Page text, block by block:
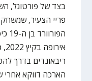
בצד של פורטוגל,
פריי הצעיר,